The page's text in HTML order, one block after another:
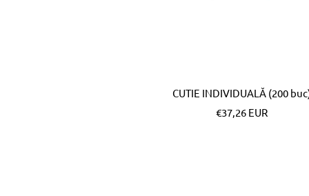
CUTIE INDIVIDUALĂ (200
Pret
€37,26 EUR